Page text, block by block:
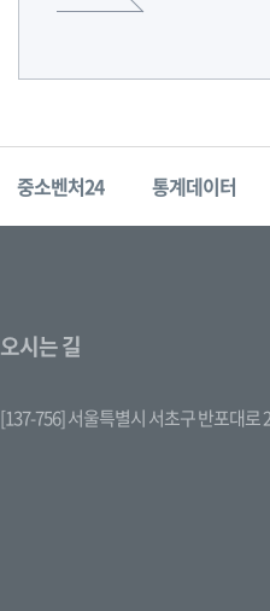
중소벤처24 통계데이터
오시는 길
[137-756] 서울특별시 서초구 반포대로